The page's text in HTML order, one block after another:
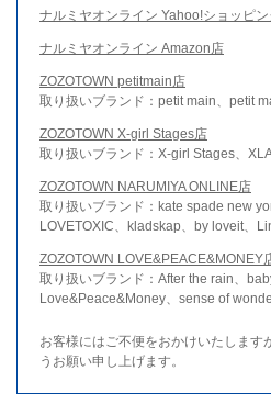
ナルミヤオンライン Yahoo!ショッピ
ナルミヤオンライン Amazon店
ZOZOTOWN petitmain店
取り扱いブランド：petit main、petit
ZOZOTOWN X-girl Stages店
取り扱いブランド：X-girl Stages、
ZOZOTOWN NARUMIYA ONLINE店
取り扱いブランド：kate spade new
LOVETOXIC、kladskap、by loveit、
ZOZOTOWN LOVE&PEACE&MONEY
取り扱いブランド：After the rain、
Love&Peace&Money、sense of
お客様にはご不便をおかけいたします
うお願い申し上げます。